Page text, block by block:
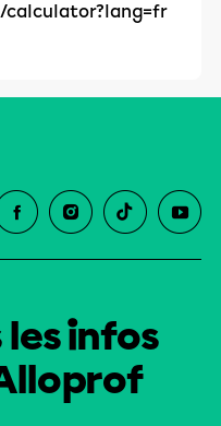
calculator?lang=fr
infos